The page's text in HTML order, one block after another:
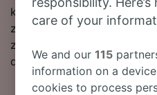
kolejowych w naszym
znaleźć więcej informacji,
zawierający pierwszy i
dotyczące wyszukiwania
care of your
We and our115
information on a
cookies to process